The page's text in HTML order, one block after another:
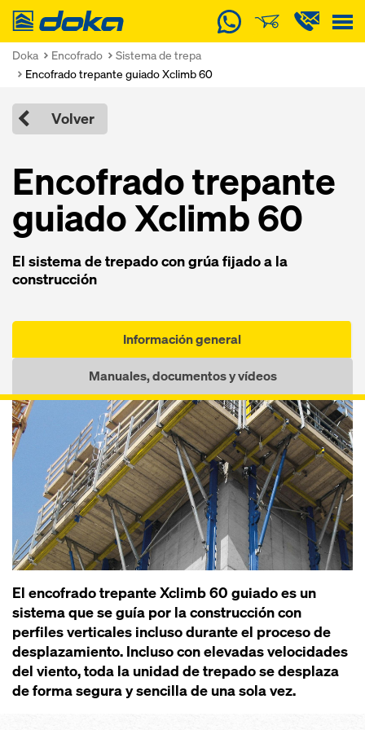
Doka
Doka Encofrado
Sistema de trepa
Encofrado trepante guiado Xclimb 60
Volver
Encofrado trepante
guiado Xclimb 60
El sistema de trepado con grúa fijado a la
construcción
Información general
Manuales, documentos y vídeos
El encofrado trepante Xclimb 60 guiado es un
sistema que se guía por la construcción con
perfiles verticales incluso durante el proceso de
desplazamiento. Incluso con elevadas velocidades
del viento, toda la unidad de trepado se desplaza
de forma segura y sencilla de una sola vez.